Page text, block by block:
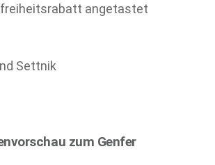
angetastet
Settnik
zum Genfer